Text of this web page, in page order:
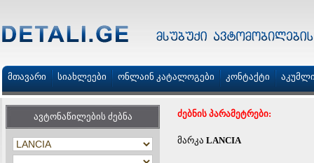
მთავარი სიახლეები ონლაინ კატალოგები კონტაქტი
ავტონაწილების ძებნა ძებნის პარამეტრები:
მარკა LANCIA